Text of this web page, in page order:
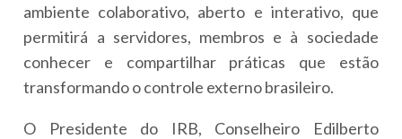
ambiente colaborativo, aberto e interativo, que
permitirá a servidores, membros e à sociedade
conhecer e compartilhar práticas que estão
transformando o controle externo brasileiro.
O Presidente do IRB, Conselheiro Edilberto